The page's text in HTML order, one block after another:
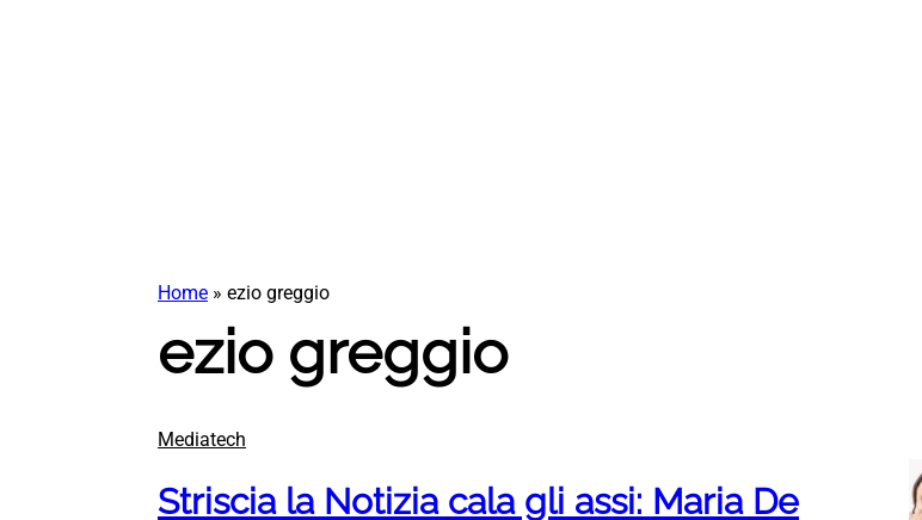
Home » ezio greggio
ezio greggio
Mediatech
Striscia la Notizia cala gli assi: Maria De